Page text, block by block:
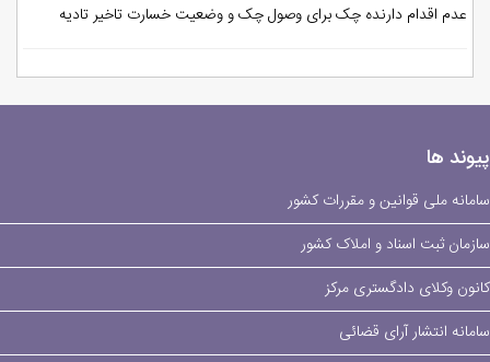
عدم اقدام دارنده چک برای وصول چک و وضعیت خسارت تاخیر تادیه
پیوند ها
سامانه ملی قوانین و مقررات کشور
سازمان ثبت اسناد و املاک کشور
کانون وکلای دادگستری مرکز
سامانه انتشار آرای قضائی